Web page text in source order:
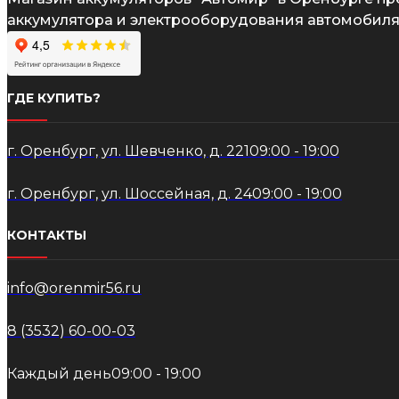
аккумулятора и электрооборудования
ГДЕ КУПИТЬ?
г. Оренбург, ул. Шевченко, д. 22109:00 - 19:00
г. Оренбург, ул. Шоссейная, д. 2409:00 - 19:00
КОНТАКТЫ
info@orenmir56.ru
8 (3532) 60-00-03
Каждый день09:00 - 19:00